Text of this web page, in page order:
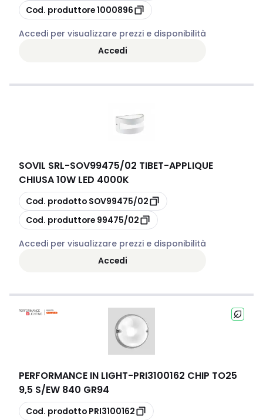
copia
Cod. produttore1000896
Accedi per visualizzare prezzi e disponibilità
Accedi
SOVIL SRL-SOV99475/02 TIBET-APPLIQUE
CHIUSA 10W LED 4000K
copia
Cod. prodotto SOV99475/02
copia
Cod. produttore 99475/02
Accedi per visualizzare prezzi e disponibilità
Accedi
PERFORMANCE IN LIGHT-PRI3100162 CHIP TO25
9,5 S/EW 840 GR94
copia
Cod. prodotto PRI3100162